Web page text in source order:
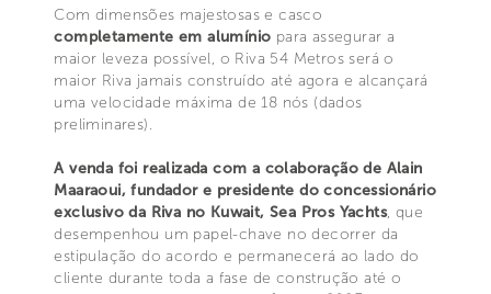
Com dimensões majestosas e casco
completamente em alumínio para assegurar a
maior leveza possível, o Riva 54 Metros será o
maior Riva jamais construído até agora e alcançará
uma velocidade máxima de 18 nós (dados
preliminares).
A venda foi realizada com a colaboração de Alain
Maaraoui, fundador e presidente do concessionário
exclusivo da Riva no Kuwait, Sea Pros Yachts, que
desempenhou um papel-chave no decorrer da
estipulação do acordo e permanecerá ao lado do
cliente durante toda a fase de construção até o